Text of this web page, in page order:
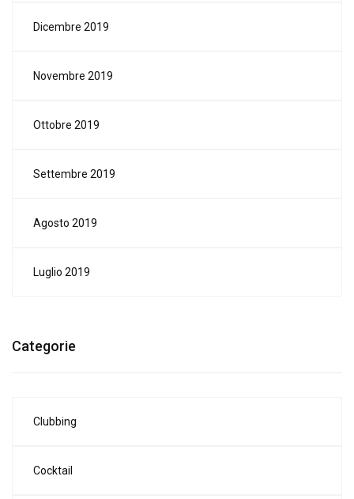
Dicembre 2019
Novembre 2019
Ottobre 2019
Settembre 2019
Agosto 2019
Luglio 2019
Categorie
Clubbing
Cocktail